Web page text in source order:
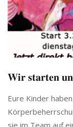
𝐖𝐢𝐫 𝐬𝐭𝐚𝐫𝐭𝐞𝐧
Eure Kinder
sie im Team auf